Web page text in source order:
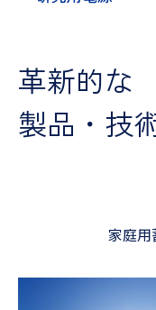
革新的な
製品・技
家庭用